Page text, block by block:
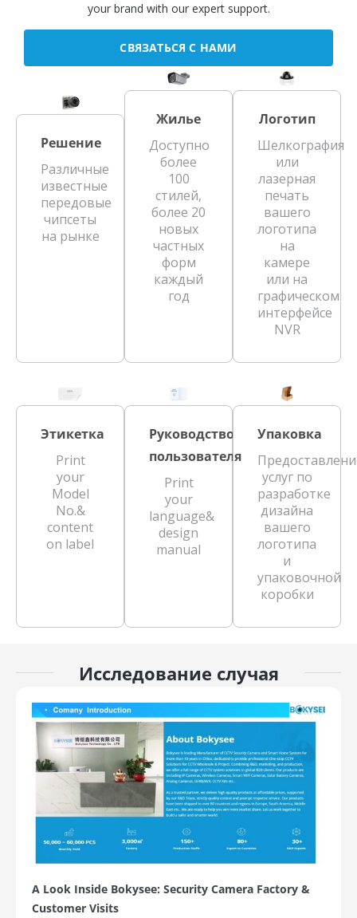
your brand with our expert support.
СВЯЗАТЬСЯ С НАМИ
Решение
Различные
известные
передовые
чипсеты
на рынке
Жилье
Доступно
более
100
стилей,
более 20
новых
частных
форм
каждый
год
Логотип
Шелкография
или
лазерная
печать
вашего
логотипа
на
камере
или на
графическом
интерфейсе
NVR
Этикетка
Print
your
Model
No.&
content
on label
Руководство
пользователя
Print
your
language&
design
manual
Упаковка
услуг по
разработке
дизайна
вашего
логотипа
и
упаковочной
коробки
Исследование случая
A Look Inside Bokysee: Security Camera Factory &
Customer Visits